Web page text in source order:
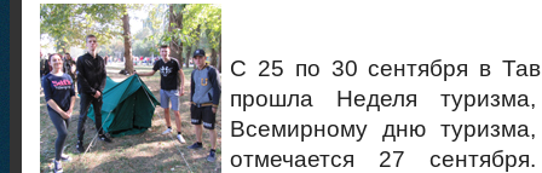
С 25 по 30 сентября в
прошла Неделя
Всемирному дню
отмечается 27